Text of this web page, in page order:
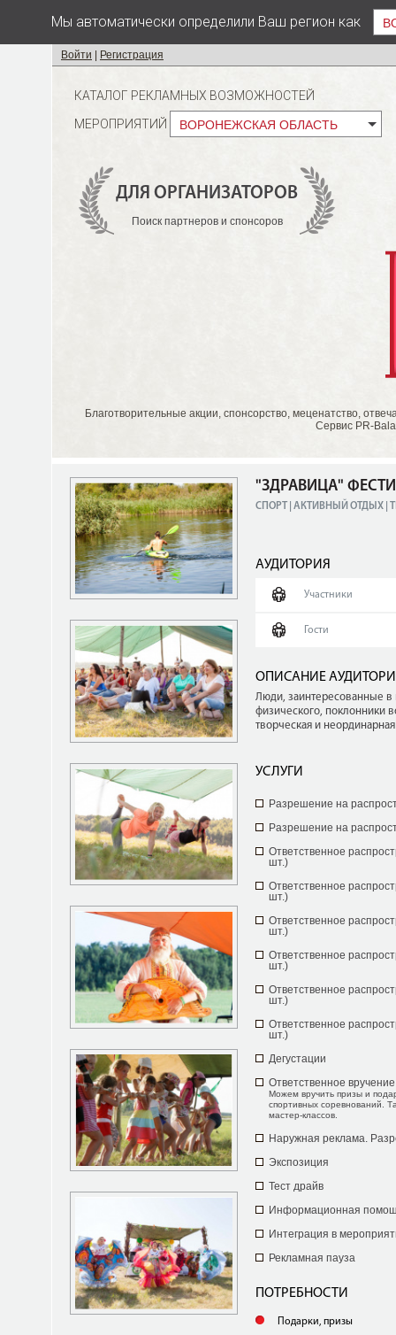
Мы автоматически определили Ваш регион как
Войти Регистрация
КАТАЛОГ РЕКЛАМНЫХ ВОЗМОЖНОСТЕЙ
МЕРОПРИЯТИЙ
ВОРОНЕЖСКАЯ ОБЛАСТЬ
ДЛЯ ОРГАНИЗАТОРОВ
Поиск партнеров и спонсоров
Благотворительные акции, спонсорство, меценатство,
Сервис PR-
"ЗДРАВИЦА"
СПОРТ | АКТИВНЫЙ ОТДЫХ |
АУДИТОРИЯ
Участники
Гости
ОПИСАНИЕ
Люди, заинтересованные в
физического, поклонники
творческая и
УСЛУГИ
Разрешение на
Разрешение на
Ответственное
шт.)
Ответственное
шт.)
Ответственное
шт.)
Ответственное
шт.)
Ответственное
шт.)
Ответственное
шт.)
Дегустации
Ответственное
Можем вручить призы и
спортивных соревнований.
мастер-классов.
Наружная реклама.
Экспозиция
Тест драйв
Информационная
Интеграция в
Рекламная пауза
ПОТРЕБНОСТИ
Подарки, призы